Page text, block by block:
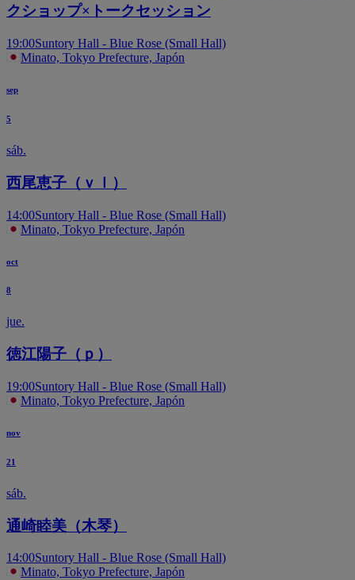
クショップ×トークセッション
19:00Suntory Hall - Blue Rose (Small Hall)
Minato, Tokyo Prefecture, Japón
sep
5
sáb.
西尾恵子（ｖｌ）
14:00Suntory Hall - Blue Rose (Small Hall)
Minato, Tokyo Prefecture, Japón
oct
8
jue.
徳江陽子（ｐ）
19:00Suntory Hall - Blue Rose (Small Hall)
Minato, Tokyo Prefecture, Japón
nov
21
sáb.
通崎睦美（木琴）
14:00Suntory Hall - Blue Rose (Small Hall)
Minato, Tokyo Prefecture, Japón